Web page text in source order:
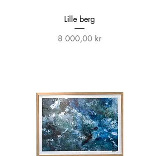
Lille berg
Pris
8 000,00 kr